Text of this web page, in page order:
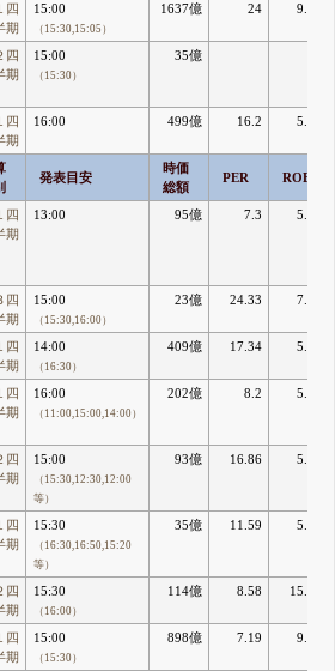
四
期
15:00
（15:30,15:05）
1637億 24 9.39
四
期
15:00
（15:30）
35億
四
期
16:00 499億 16.2 5.96
発表目安
時価
総額
PER ROE
四
期
13:00 95億 7.3 5.81
四
期
15:00
（15:30,16:00）
23億 24.33 7.53
四
期
14:00
（16:30）
409億 17.34 5.19
四
期
16:00
（11:00,15:00,14:00）
202億 8.2 5.11
四
期
15:00
（15:30,12:30,12:00
等）
93億 16.86 5.38
四
期
15:30
（16:30,16:50,15:20
等）
35億 11.59 5.11
四
期
15:30
（16:00）
114億 8.58 15.41
四
期
15:00
（15:30）
898億 7.19 9.01